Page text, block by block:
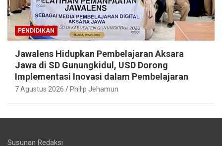
PENDIDIKAN
Jawalens Hidupkan Pembelajaran Aksara
Jawa di SD Gunungkidul, USD Dorong
Implementasi Inovasi dalam Pembelajaran
7 Agustus 2026 Philip Jehamun
Susunan Redaksi